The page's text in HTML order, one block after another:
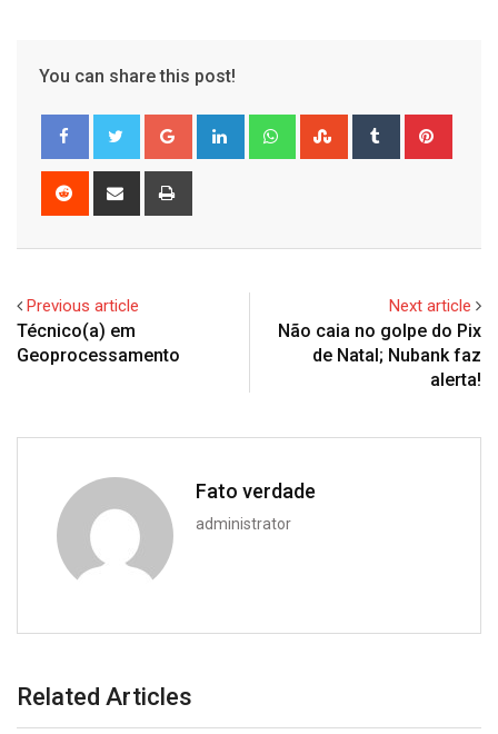
You can share this post!
Google+ LinkedIn WhatsappStumbleUpon
Tumblr
Reddit
Share
Previous article
Técnico(a) em
Geoprocessamento
Next article
Não caia no golpe do Pix
de Natal; Nubank faz
alerta!
Fato verdade
administrator
Related Articles